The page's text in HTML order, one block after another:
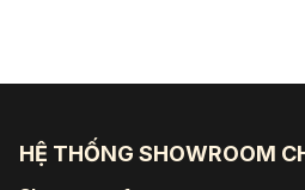
HỆ THỐNG SHOWROOM